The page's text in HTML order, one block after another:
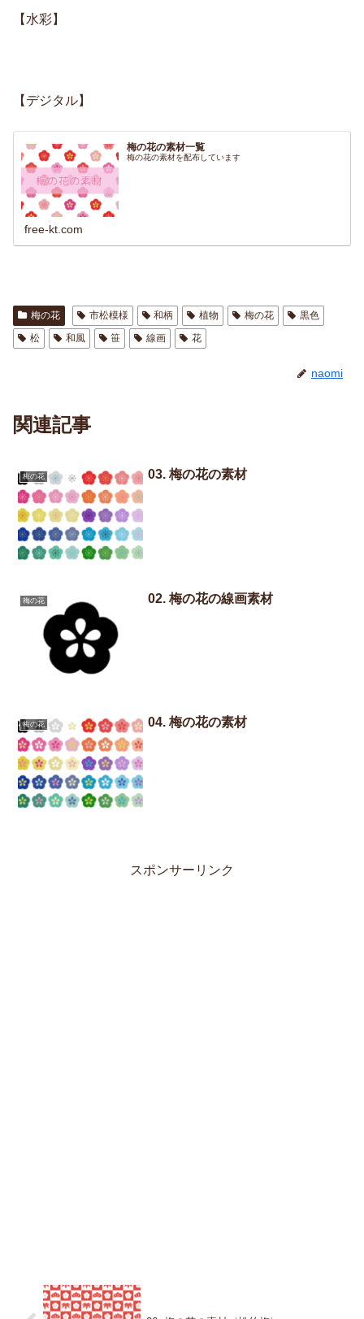
【水彩】
【デジタル】
梅の花の素材一覧
梅の花の素材を配布しています
free-kt.com
梅の花 市松模様 和柄 植物 梅の花
黒色
松
和風 笹 線画 花
naomi
関連記事
梅の花 03. 梅の花の素材
梅の花 02. 梅の花の線画素材
梅の花 04. 梅の花の素材
スポンサーリンク